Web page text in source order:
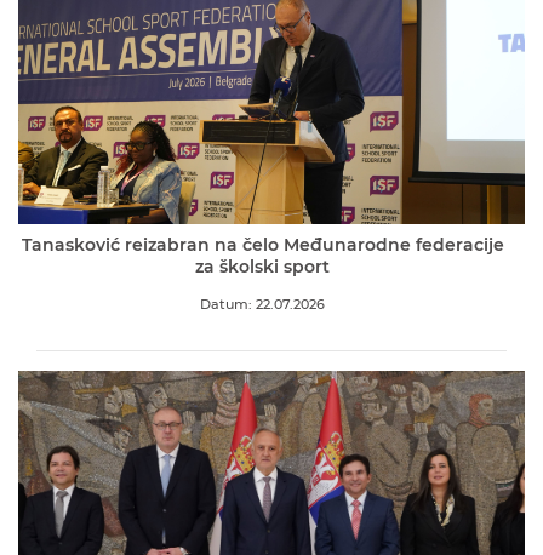
Tanasković reizabran na čelo Međunarodne federacije
za školski sport
Datum: 22.07.2026